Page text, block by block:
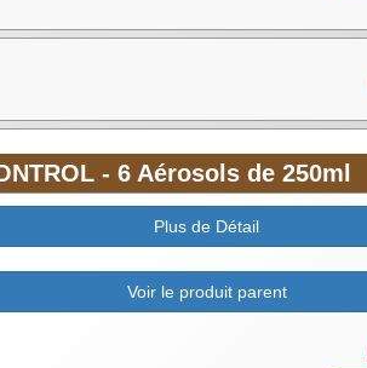
- 6 Aérosols de 250ml
Plus de Détail
Voir le produit parent